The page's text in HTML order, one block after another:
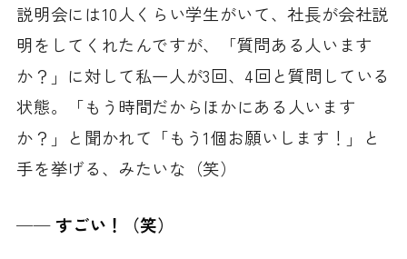
説明会には10人くらい学生がいて、社長が会社説
明をしてくれたんですが、「質問ある人います
か？」に対して私一人が3回、4回と質問している
状態。「もう時間だからほかにある人います
か？」と聞かれて「もう1個お願いします！」と
手を挙げる、みたいな（笑）
──すごい！（笑）